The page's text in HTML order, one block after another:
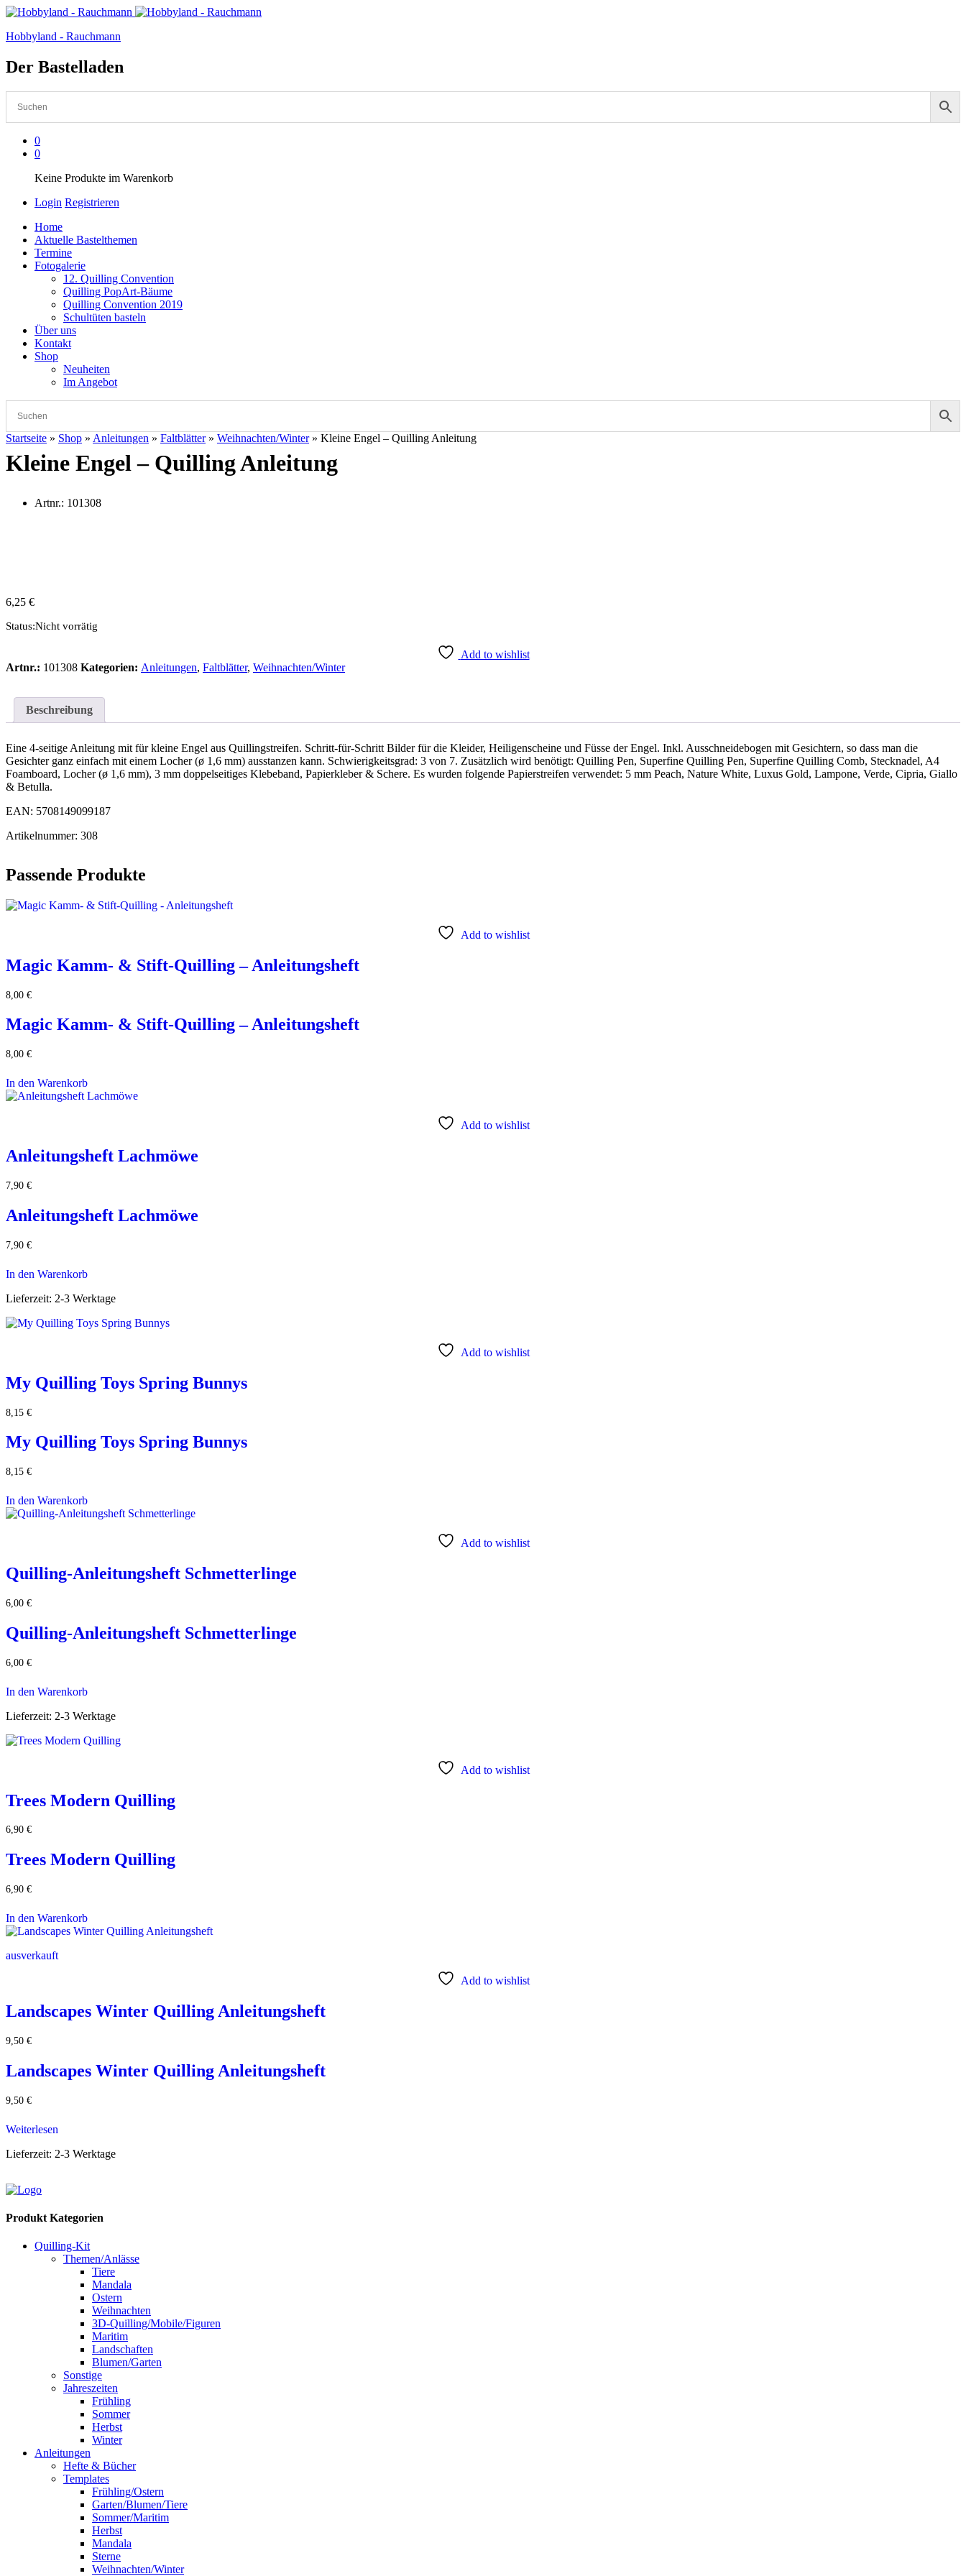
Hobbyland - Rauchmann
Der Bastelladen
0
0
Keine Produkte im Warenkorb
Login Registrieren
Home
Aktuelle Bastelthemen
Termine
Fotogalerie
12. Quilling Convention
Quilling PopArt-Bäume
Quilling Convention 2019
Schultüten basteln
Über uns
Kontakt
Shop
Neuheiten
Im Angebot
Startseite » Shop » Anleitungen » Faltblätter» Weihnachten/Winter» Kleine Engel – Quilling Anleitung
Kleine Engel – Quilling Anleitung
Artnr.: 101308
6,25 €
Status:Nicht vorrätig
Add to wishlist
Artnr.: 101308 Kategorien: Anleitungen, Faltblätter, Weihnachten/Winter
Beschreibung
Eine 4-seitige Anleitung mit für kleine Engel aus Quillingstreifen. Schritt-für-Schritt Bilder für die Kleider, Heiligenscheine und Füsse der Engel. Inkl. Ausschneidebogen mit Gesichtern, so dass man die
Gesichter ganz einfach mit einem Locher (ø 1,6 mm) ausstanzen kann. Schwierigkeitsgrad: 3 von 7. Zusätzlich wird benötigt: Quilling Pen, Superfine Quilling Pen, Superfine Quilling Comb, Stecknadel, A4
Foamboard, Locher (ø 1,6 mm), 3 mm doppelseitiges Klebeband, Papierkleber & Schere. Es wurden folgende Papierstreifen verwendet: 5 mm Peach, Nature White, Luxus Gold, Lampone, Verde, Cipria, Giallo
& Betulla.
EAN: 5708149099187
Artikelnummer: 308
Passende Produkte
Add to wishlist
Magic Kamm- & Stift-Quilling – Anleitungsheft
8,00 €
Magic Kamm- & Stift-Quilling – Anleitungsheft
8,00 €
In den Warenkorb
Add to wishlist
Anleitungsheft Lachmöwe
7,90 €
Anleitungsheft Lachmöwe
7,90 €
In den Warenkorb
Lieferzeit: 2-3 Werktage
Add to wishlist
My Quilling Toys Spring Bunnys
8,15 €
My Quilling Toys Spring Bunnys
8,15 €
In den Warenkorb
Add to wishlist
Quilling-Anleitungsheft Schmetterlinge
6,00 €
Quilling-Anleitungsheft Schmetterlinge
6,00 €
In den Warenkorb
Lieferzeit: 2-3 Werktage
Add to wishlist
Trees Modern Quilling
6,90 €
Trees Modern Quilling
6,90 €
In den Warenkorb
ausverkauft
Add to wishlist
Landscapes Winter Quilling Anleitungsheft
9,50 €
Landscapes Winter Quilling Anleitungsheft
9,50 €
Weiterlesen
Lieferzeit: 2-3 Werktage
Produkt Kategorien
Quilling-Kit
Themen/Anlässe
Tiere
Mandala
Ostern
Weihnachten
3D-Quilling/Mobile/Figuren
Maritim
Landschaften
Blumen/Garten
Sonstige
Jahreszeiten
Frühling
Sommer
Herbst
Winter
Anleitungen
Hefte & Bücher
Templates
Frühling/Ostern
Garten/Blumen/Tiere
Sommer/Maritim
Herbst
Mandala
Sterne
Weihnachten/Winter